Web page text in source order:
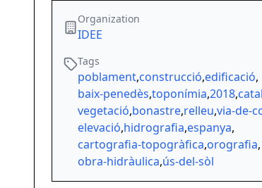
Organization
IDEE
Tags
poblament,construcció,edificació,
baix-penedès,toponímia,2018,
vegetació,bonastre,relleu,via-de-
elevació,hidrografia,espanya,
cartografia-topogràfica,orografia,
obra-hidràulica,ús-del-sòl